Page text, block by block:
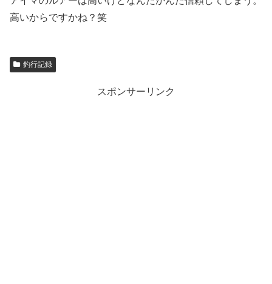
高いからですかね？笑
釣行記録
スポンサーリンク